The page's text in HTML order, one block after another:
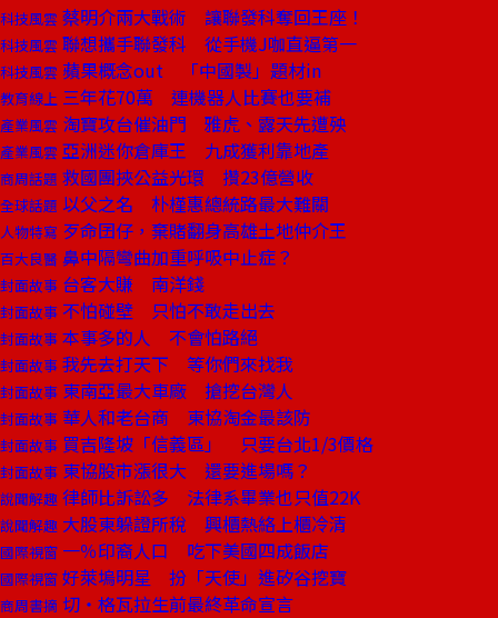
科技風雲 蔡明介兩大戰術 讓聯發科奪回王座！
科技風雲 聯想攜手聯發科 從手機J咖直逼第一
科技風雲 蘋果概念out 「中國製」題材in
教育線上 三年花70萬 連機器人比賽也要補
產業風雲 淘寶攻台催油門 雅虎、露天先遭殃
產業風雲 亞洲迷你倉庫王 九成獲利靠地產
商周話題 救國團挾公益光環 攢23億營收
全球話題 以父之名 朴槿惠總統路最大難關
人物特寫 歹命囝仔，棄賭翻身高雄土地仲介王
百大良醫 鼻中隔彎曲加重呼吸中止症？
封面故事 台客大賺 南洋錢
封面故事 不怕碰壁 只怕不敢走出去
封面故事 本事多的人 不會怕路絕
封面故事 我先去打天下 等你們來找我
封面故事 東南亞最大車廠 搶挖台灣人
封面故事 華人和老台商 東協淘金最該防
封面故事 買吉隆坡「信義區」 只要台北1/3價格
封面故事 東協股市漲很大 還要進場嗎？
說聞解趣 律師比訴訟多 法律系畢業也只值22K
說聞解趣 大股東躲證所稅 興櫃熱絡上櫃冷清
國際視窗 一％印裔人口 吃下美國四成飯店
國際視窗 好萊塢明星 扮「天使」進矽谷挖寶
商周書摘 切‧格瓦拉生前最終革命宣言